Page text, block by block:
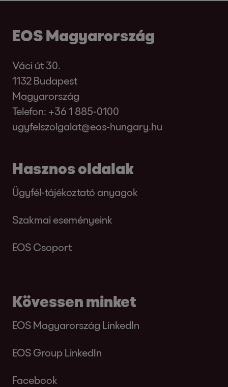
EOS Magyarország
Váci út 30.
1132 Budapest
Magyarország
Telefon: +36 1 885-0100
ugyfelszolgalat@eos-hungary.hu
Hasznos oldalak
Ügyfél-tájékoztató anyagok
Szakmai eseményeink
EOS Csoport
Kövessen minket
EOS Magyarország LinkedIn
EOS Group LinkedIn
Facebook